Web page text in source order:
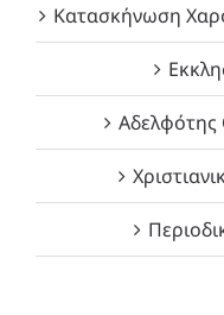
Κατασκήνωση